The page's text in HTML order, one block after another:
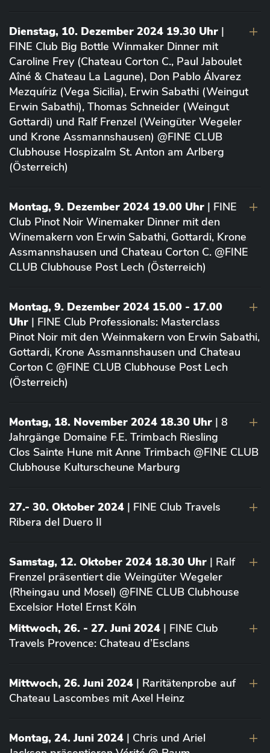
Dienstag, 10. Dezember 2024 19.30 Uhr |
FINE Club Big Bottle Winmaker Dinner mit
Caroline Frey (Chateau Corton C., Paul Jaboulet
Aîné & Chateau La Lagune), Don Pablo Álvarez
Mezquíriz (Vega Sicilia), Erwin Sabathi (Weingut
Erwin Sabathi), Thomas Schneider (Weingut
Gottardi) und Ralf Frenzel (Weingüter Wegeler
und Krone Assmannshausen) @FINE CLUB
Clubhouse Hospizalm St. Anton am Arlberg
(Österreich)
Montag, 9. Dezember 2024 19.00 Uhr | FINE
Club Pinot Noir Winemaker Dinner mit den
Winemakern von Erwin Sabathi, Gottardi, Krone
Assmannshausen und Chateau Corton C. @FINE
CLUB Clubhouse Post Lech (Österreich)
Montag, 9. Dezember 2024 15.00 - 17.00
Uhr | FINE Club Professionals: Masterclass
Pinot Noir mit den Weinmakern von Erwin Sabathi,
Gottardi, Krone Assmannshausen und Chateau
Corton C @FINE CLUB Clubhouse Post Lech
(Österreich)
Montag, 18. November 2024 18.30 Uhr | 8
Jahrgänge Domaine F.E. Trimbach Riesling
Clos Sainte Hune mit Anne Trimbach @FINE CLUB
Clubhouse Kulturscheune Marburg
27.- 30. Oktober 2024 | FINE Club Travels
Ribera del Duero II
Samstag, 12. Oktober 2024 18.30 Uhr | Ralf
Frenzel präsentiert die Weingüter Wegeler
(Rheingau und Mosel) @FINE CLUB Clubhouse
Excelsior Hotel Ernst Köln
Mittwoch, 26. - 27. Juni 2024 | FINE Club
Travels Provence: Chateau d’Esclans
Mittwoch, 26. Juni 2024 | Raritätenprobe auf
Chateau Lascombes mit Axel Heinz
Montag, 24. Juni 2024 | Chris und Ariel